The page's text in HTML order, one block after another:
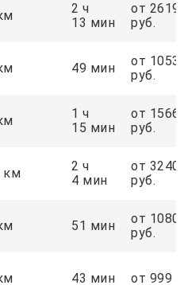
2 ч
13 мин
от 2619
руб.
49 мин
от 1053
руб.
1 ч
15 мин
от 1566
руб.
км
2 ч
4 мин
от 3240
руб.
51 мин
от 1080
руб.
43 мин от 999